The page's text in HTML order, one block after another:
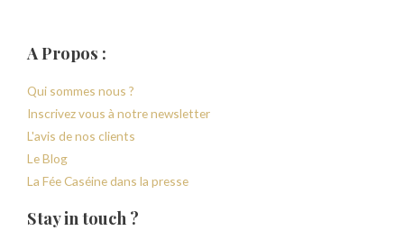
A Propos :
Qui sommes nous ?
Inscrivez vous à notre newsletter
L'avis de nos clients
Le Blog
La Fée Caséine dans la presse
Stay in touch ?